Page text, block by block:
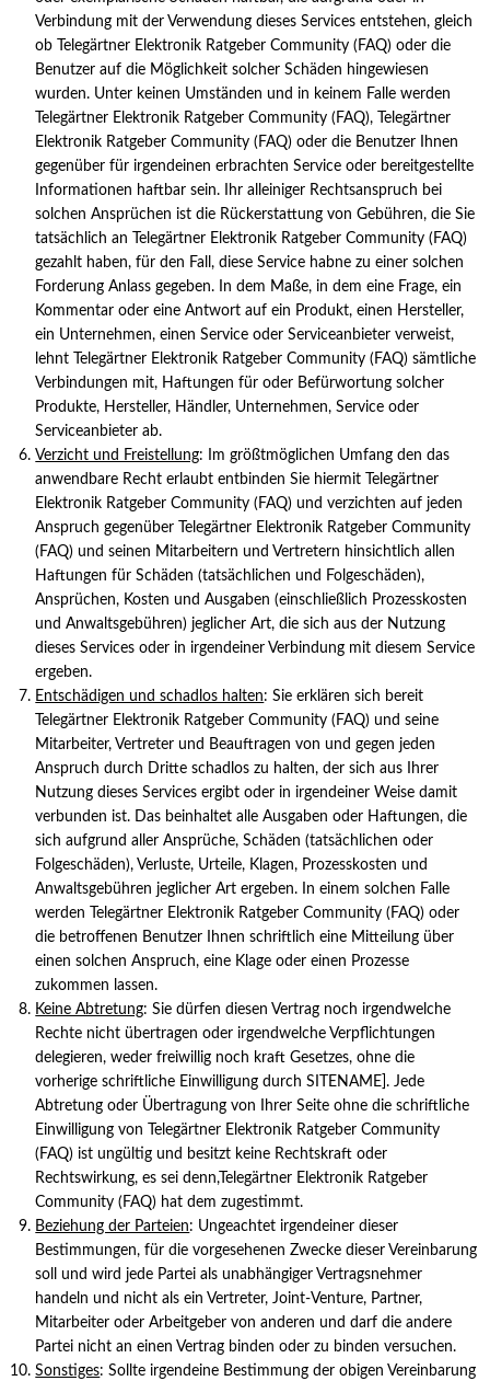
Verbindung mit der Verwendung dieses Services entstehen, gleich
ob Telegärtner Elektronik Ratgeber Community (FAQ) oder die
Benutzer auf die Möglichkeit solcher Schäden hingewiesen
wurden. Unter keinen Umständen und in keinem Falle werden
Telegärtner Elektronik Ratgeber Community (FAQ), Telegärtner
Elektronik Ratgeber Community (FAQ) oder die Benutzer Ihnen
gegenüber für irgendeinen erbrachten Service oder bereitgestellte
Informationen haftbar sein. Ihr alleiniger Rechtsanspruch bei
solchen Ansprüchen ist die Rückerstattung von Gebühren, die Sie
tatsächlich an Telegärtner Elektronik Ratgeber Community (FAQ)
gezahlt haben, für den Fall, diese Service habne zu einer solchen
Forderung Anlass gegeben. In dem Maße, in dem eine Frage, ein
Kommentar oder eine Antwort auf ein Produkt, einen Hersteller,
ein Unternehmen, einen Service oder Serviceanbieter verweist,
lehnt Telegärtner Elektronik Ratgeber Community (FAQ) sämtliche
Verbindungen mit, Haftungen für oder Befürwortung solcher
Produkte, Hersteller, Händler, Unternehmen, Service oder
Serviceanbieter ab.
Verzicht und Freistellung: Im größtmöglichen Umfang den das
anwendbare Recht erlaubt entbinden Sie hiermit Telegärtner
Elektronik Ratgeber Community (FAQ) und verzichten auf jeden
Anspruch gegenüber Telegärtner Elektronik Ratgeber Community
(FAQ) und seinen Mitarbeitern und Vertretern hinsichtlich allen
Haftungen für Schäden (tatsächlichen und Folgeschäden),
Ansprüchen, Kosten und Ausgaben (einschließlich Prozesskosten
und Anwaltsgebühren) jeglicher Art, die sich aus der Nutzung
dieses Services oder in irgendeiner Verbindung mit diesem Service
ergeben.
Entschädigen und schadlos halten: Sie erklären sich bereit
Telegärtner Elektronik Ratgeber Community (FAQ) und seine
Mitarbeiter, Vertreter und Beauftragen von und gegen jeden
Anspruch durch Dritte schadlos zu halten, der sich aus Ihrer
Nutzung dieses Services ergibt oder in irgendeiner Weise damit
verbunden ist. Das beinhaltet alle Ausgaben oder Haftungen, die
sich aufgrund aller Ansprüche, Schäden (tatsächlichen oder
Folgeschäden), Verluste, Urteile, Klagen, Prozesskosten und
Anwaltsgebühren jeglicher Art ergeben. In einem solchen Falle
werden Telegärtner Elektronik Ratgeber Community (FAQ) oder
die betroffenen Benutzer Ihnen schriftlich eine Mitteilung über
einen solchen Anspruch, eine Klage oder einen Prozesse
zukommen lassen.
Keine Abtretung: Sie dürfen diesen Vertrag noch irgendwelche
Rechte nicht übertragen oder irgendwelche Verpflichtungen
delegieren, weder freiwillig noch kraft Gesetzes, ohne die
vorherige schriftliche Einwilligung durch SITENAME]. Jede
Abtretung oder Übertragung von Ihrer Seite ohne die schriftliche
Einwilligung von Telegärtner Elektronik Ratgeber Community
(FAQ) ist ungültig und besitzt keine Rechtskraft oder
Rechtswirkung, es sei denn,Telegärtner Elektronik Ratgeber
Community (FAQ) hat dem zugestimmt.
Beziehung der Parteien: Ungeachtet irgendeiner dieser
Bestimmungen, für die vorgesehenen Zwecke dieser Vereinbarung
soll und wird jede Partei als unabhängiger Vertragsnehmer
handeln und nicht als ein Vertreter, Joint-Venture, Partner,
Mitarbeiter oder Arbeitgeber von anderen und darf die andere
Partei nicht an einen Vertrag binden oder zu binden versuchen.
Sonstiges: Sollte irgendeine Bestimmung der obigen Vereinbarung